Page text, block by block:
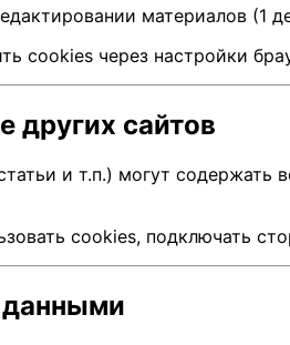
материалов (1
cookies через настройки
других сайтов
и т.п.) могут содержать
cookies, подключать